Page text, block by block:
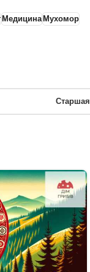
МедицинаМухомор
Старшая